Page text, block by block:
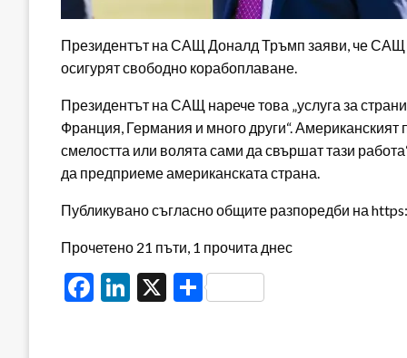
Президентът на САЩ Доналд Тръмп заяви, че САЩ
осигурят свободно корабоплаване.
Президентът на САЩ нарече това „услуга за
Франция, Германия и много други“. Американският
смелостта или волята сами да свършат тази
да предприеме американската страна.
Публикувано съгласно общите разпоредби на
Прочетено 21 пъти, 1 прочита днес
Facebook
LinkedIn
X Share